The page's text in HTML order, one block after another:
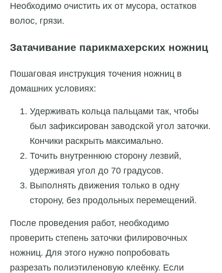
Необходимо очистить их от мусора, остатков
волос, грязи.
Затачивание парикмахерских ножниц
Пошаговая инструкция точения ножниц в
домашних условиях:
Удерживать кольца пальцами так, чтобы
был зафиксирован заводской угол заточки.
Кончики раскрыть максимально.
Точить внутреннюю сторону лезвий,
удерживая угол до 70 градусов.
Выполнять движения только в одну
сторону, без продольных перемещений.
После проведения работ, необходимо
проверить степень заточки филировочных
ножниц. Для этого нужно попробовать
разрезать полиэтиленовую клеёнку. Если